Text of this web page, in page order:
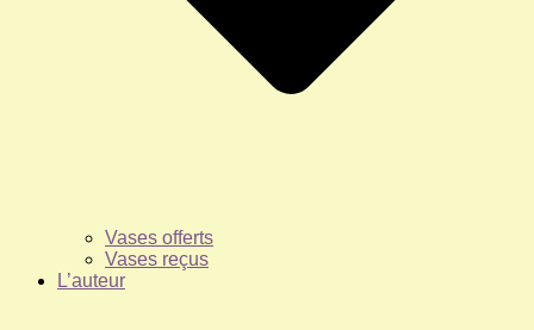
Vases offerts
Vases reçus
L’auteur